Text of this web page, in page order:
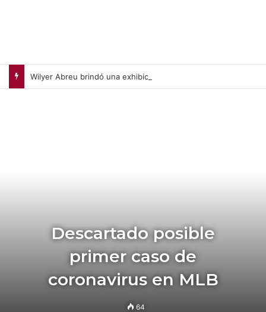
Descartado posible
primer caso de
coronavirus en MLB
64